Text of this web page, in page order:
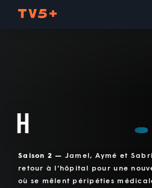
H
Saison 2 — Jamel, Aymé et
retour à l'hôpital pour une
où se mêlent péripéties